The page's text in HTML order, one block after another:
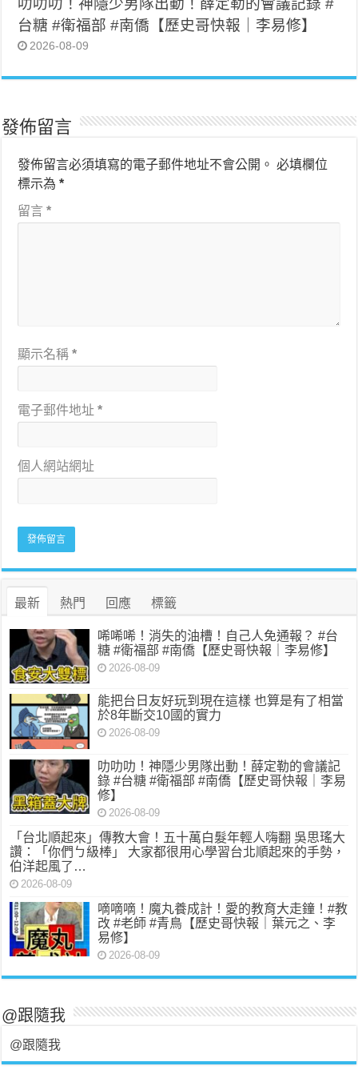
叻叻叻！神隱少男隊出動！薛定勒的會議記錄 #
台糖 #衛福部 #南僑【歷史哥快報｜李易修】
2026-08-09
發佈留言
發佈留言必須填寫的電子郵件地址不會公開。 必填欄位
標示為*
留言*
顯示名稱*
電子郵件地址*
個人網站網址
最新 熱門 回應 標籤
唏唏唏！消失的油槽！自己人免通報？ #台
糖 #衛福部 #南僑【歷史哥快報｜李易修】
2026-08-09
能把台日友好玩到現在這樣 也算是有了相當
於8年斷交10國的實力
2026-08-09
叻叻叻！神隱少男隊出動！薛定勒的會議記
錄 #台糖 #衛福部 #南僑【歷史哥快報｜李易
修】
2026-08-09
「台北順起來」傳教大會！五十萬白髮年輕人嗨翻 吳思瑤大
讚：「你們ㄅ級棒」 大家都很用心學習台北順起來的手勢，
伯洋起風了…
2026-08-09
嘀嘀嘀！魔丸養成計！愛的教育大走鐘！#教
改 #老師 #青鳥【歷史哥快報｜葉元之、李
易修】
2026-08-09
@跟隨我
@跟隨我